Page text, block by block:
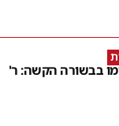
בבשורה הקשה: ר'